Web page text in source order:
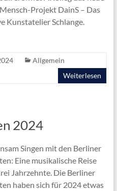
Projekt DainS – Das
Kunstatelier Schlange.
Allgemein
Weiterlesen
2024
Singen mit den Berliner
Eine musikalische Reise
Jahrzehnte. Die Berliner
haben sich für 2024 etwas